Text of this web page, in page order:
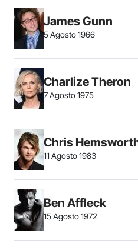
James Gunn
5 Agosto 1966
Charlize Theron
7 Agosto 1975
Chris
11 Agosto 1983
Ben Affleck
15 Agosto 1972